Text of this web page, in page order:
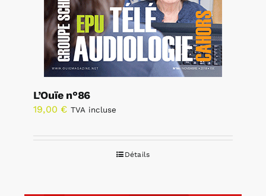
L’Ouïe n°86
19,00 € TVA incluse
Détails